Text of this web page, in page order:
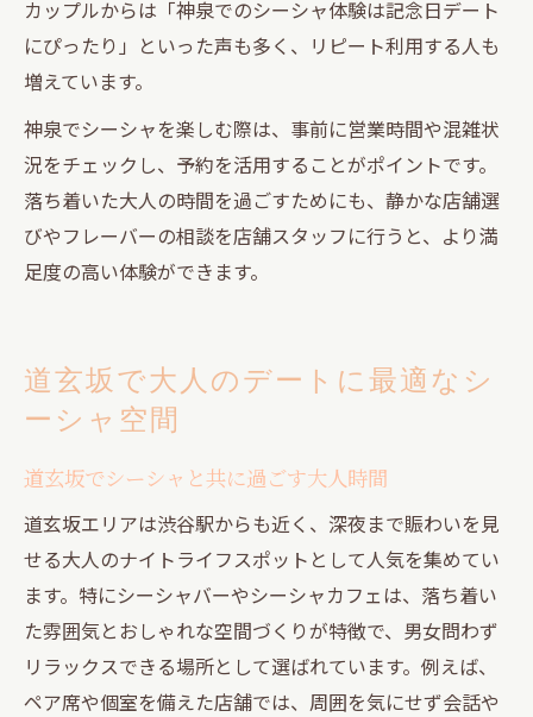
カップルからは「神泉でのシーシャ体験は記念日デート
にぴったり」といった声も多く、リピート利用する人も
増えています。
神泉でシーシャを楽しむ際は、事前に営業時間や混雑状
況をチェックし、予約を活用することがポイントです。
落ち着いた大人の時間を過ごすためにも、静かな店舗選
びやフレーバーの相談を店舗スタッフに行うと、より満
足度の高い体験ができます。
道玄坂で大人のデートに最適なシ
ーシャ空間
道玄坂でシーシャと共に過ごす大人時間
道玄坂エリアは渋谷駅からも近く、深夜まで賑わいを見
せる大人のナイトライフスポットとして人気を集めてい
ます。特にシーシャバーやシーシャカフェは、落ち着い
た雰囲気とおしゃれな空間づくりが特徴で、男女問わず
リラックスできる場所として選ばれています。例えば、
ペア席や個室を備えた店舗では、周囲を気にせず会話や